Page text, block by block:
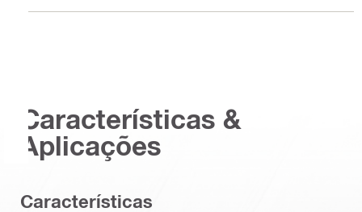
Características &
Aplicações
Características